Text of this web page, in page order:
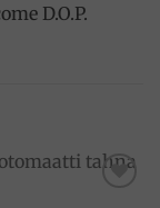
D.O.P.